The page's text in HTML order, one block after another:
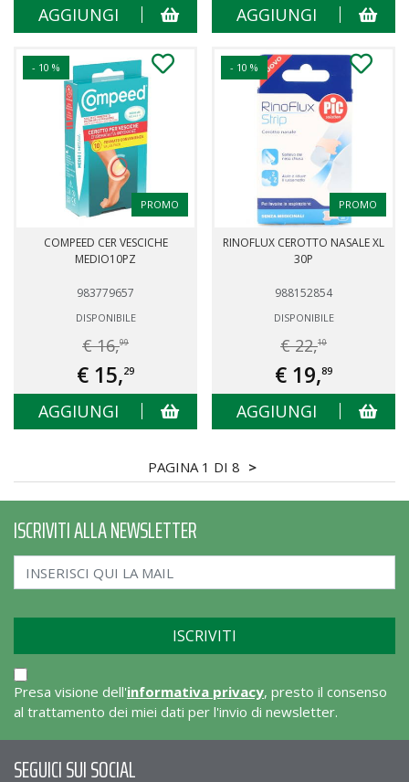
AGGIUNGI AGGIUNGI
- 10 %
PROMO
COMPEED CER VESCICHE
MEDIO10PZ
983779657
DISPONIBILE
€ 16,99
€ 15,29
AGGIUNGI
- 10 %
PROMO
RINOFLUX CEROTTO NASALE XL
30P
988152854
DISPONIBILE
€ 22,10
€ 19,89
AGGIUNGI
PAGINA 1 DI 8 >
ISCRIVITI ALLA NEWSLETTER
Presa visione dell'informativa privacy, presto il consenso
al trattamento dei miei dati per l'invio di newsletter.
SEGUICI SUI SOCIAL